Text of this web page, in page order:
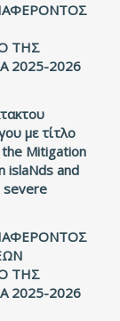
ΤΗΣ
2025-2026
με τίτλο
Mitigation
islaNds and
severe
ΤΗΣ
2025-2026